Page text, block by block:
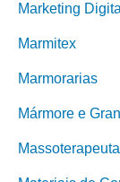
Marketing Digital
Marmitex
Marmorarias
Mármore e